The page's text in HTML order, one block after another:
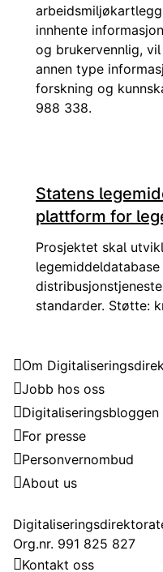
innhente
og brukervennlig,
annen type
forskning og
988 338.
Statens
plattform for
Prosjektet skal
standarder. Støtte:
Om
Jobb hos oss
Digitaliseringsbloggen
For presse
Personvernombud
About us
Org.nr. 991 825 827
Kontakt oss